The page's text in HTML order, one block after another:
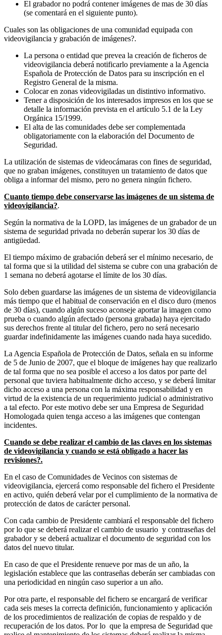
El grabador no podrá contener imágenes de mas de 30 días
(se comentará en el siguiente punto).
Cuales son las obligaciones de una comunidad equipada con
videovigilancia y grabación de imágenes?.
La persona o entidad que prevea la creación de ficheros de
videovigilancia deberá notificarlo previamente a la Agencia
Española de Protección de Datos para su inscripción en el
Registro General de la misma.
Colocar en zonas videovigiladas un distintivo informativo.
Tener a disposición de los interesados impresos en los que se
detalle la información prevista en el artículo 5.1 de la Ley
Orgánica 15/1999.
El alta de las comunidades debe ser complementada
obligatoriamente con la elaboración del Documento de
Seguridad.
La utilización de sistemas de videocámaras con fines de seguridad,
que no graban imágenes, constituyen un tratamiento de datos que
obliga a informar del mismo, pero no genera ningún fichero.
Cuanto tiempo debe conservarse las imágenes de un sistema de
videovigilancia?.
Según la normativa de la LOPD, las imágenes de un grabador de un
sistema de seguridad privada no deberán superar los 30 días de
antigüedad.
El tiempo máximo de grabación deberá ser el mínimo necesario, de
tal forma que si la utilidad del sistema se cubre con una grabación de
1 semana no deberá agotarse el límite de los 30 días.
Solo deben guardarse las imágenes de un sistema de videovigilancia
más tiempo que el habitual de conservación en el disco duro (menos
de 30 días), cuando algún suceso aconseje aportar la imagen como
prueba o cuando algún afectado (persona grabada) haya ejercitado
sus derechos frente al titular del fichero, pero no será necesario
guardar indefinidamente las imágenes cuando nada haya sucedido.
La Agencia Española de Protección de Datos, señala en su informe
de 5 de Junio de 2007, que el bloque de imágenes hay que realizarlo
de tal forma que no sea posible el acceso a los datos por parte del
personal que tuviera habitualmente dicho acceso, y se deberá limitar
dicho acceso a una persona con la máxima responsabilidad y en
virtud de la existencia de un requerimiento judicial o administrativo
a tal efecto. Por este motivo debe ser una Empresa de Seguridad
Homologada quien tenga acceso a las imágenes que contengan
incidentes.
Cuando se debe realizar el cambio de las claves en los sistemas
de videovigilancia y cuando se está obligado a hacer las
revisiones?.
En el caso de Comunidades de Vecinos con sistemas de
videovigilancia, ejercerá como responsable del fichero el Presidente
en activo, quién deberá velar por el cumplimiento de la normativa de
protección de datos de carácter personal.
Con cada cambio de Presidente cambiará el responsable del fichero
por lo que se deberá realizar el cambio de usuario y contraseñas del
grabador y se deberá actualizar el documento de seguridad con los
datos del nuevo titular.
En caso de que el Presidente renueve por mas de un año, la
legislación establece que las contraseñas deberán ser cambiadas con
una periodicidad en ningún caso superior a un año.
Por otra parte, el responsable del fichero se encargará de verificar
cada seis meses la correcta definición, funcionamiento y aplicación
de los procedimientos de realización de copias de respaldo y de
recuperación de los datos. Por lo que la empresa de Seguridad que